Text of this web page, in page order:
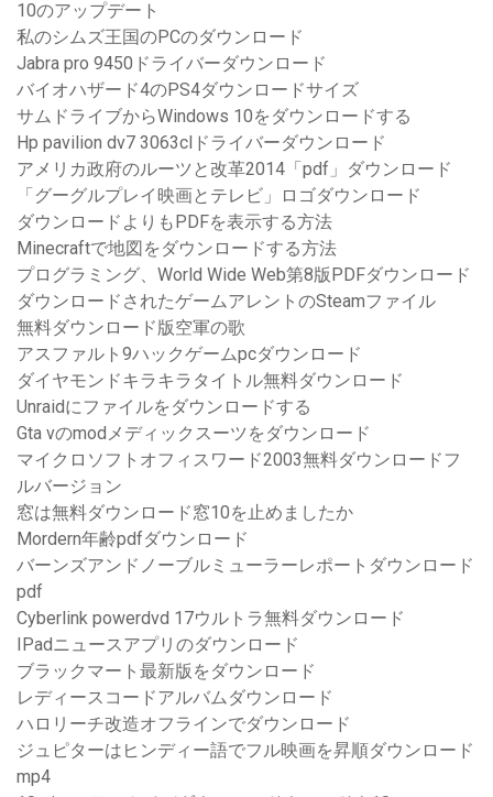
10のアップデート
私のシムズ王国のPCのダウンロード
Jabra pro 9450ドライバーダウンロード
バイオハザード4のPS4ダウンロードサイズ
サムドライブからWindows 10をダウンロードする
Hp pavilion dv7 3063clドライバーダウンロード
アメリカ政府のルーツと改革2014「pdf」ダウンロード
「グーグルプレイ映画とテレビ」ロゴダウンロード
ダウンロードよりもPDFを表示する方法
Minecraftで地図をダウンロードする方法
プログラミング、World Wide Web第8版PDFダウンロード
ダウンロードされたゲームアレントのSteamファイル
無料ダウンロード版空軍の歌
アスファルト9ハックゲームpcダウンロード
ダイヤモンドキラキラタイトル無料ダウンロード
Unraidにファイルをダウンロードする
Gta vのmodメディックスーツをダウンロード
マイクロソフトオフィスワード2003無料ダウンロードフ
ルバージョン
窓は無料ダウンロード窓10を止めましたか
Mordern年齢pdfダウンロード
バーンズアンドノーブルミューラーレポートダウンロード
pdf
Cyberlink powerdvd 17ウルトラ無料ダウンロード
IPadニュースアプリのダウンロード
ブラックマート最新版をダウンロード
レディースコードアルバムダウンロード
ハロリーチ改造オフラインでダウンロード
ジュピターはヒンディー語でフル映画を昇順ダウンロード
mp4